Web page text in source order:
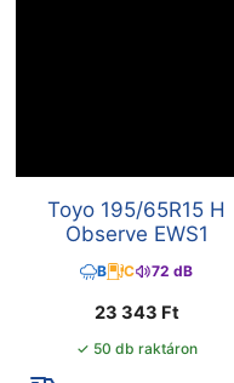
Toyo 195/65R15 H
Observe EWS1
B C 72 dB
23 343 Ft
✓ 50 db raktáron